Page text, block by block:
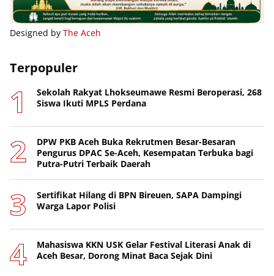
Designed by The Aceh
Terpopuler
Sekolah Rakyat Lhokseumawe Resmi Beroperasi, 268
Siswa Ikuti MPLS Perdana
DPW PKB Aceh Buka Rekrutmen Besar-Besaran
Pengurus DPAC Se-Aceh, Kesempatan Terbuka bagi
Putra-Putri Terbaik Daerah
Sertifikat Hilang di BPN Bireuen, SAPA Dampingi
Warga Lapor Polisi
Mahasiswa KKN USK Gelar Festival Literasi Anak di
Aceh Besar, Dorong Minat Baca Sejak Dini